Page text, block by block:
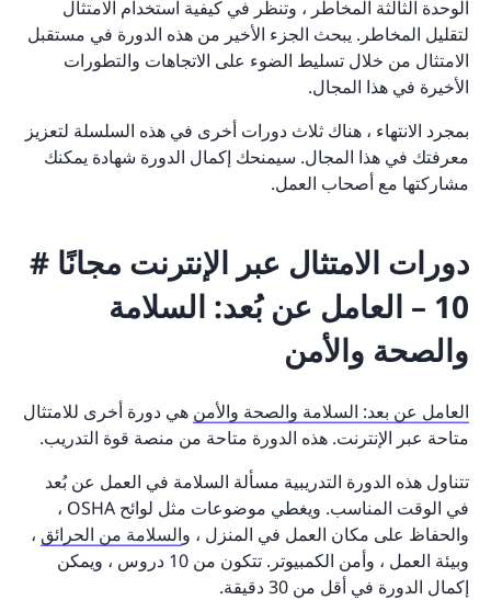
الوحدة الثالثة المخاطر ، وتنظر في كيفية استخدام الامتثال
لتقليل المخاطر. يبحث الجزء الأخير من هذه الدورة في مستقبل
الامتثال من خلال تسليط الضوء على الاتجاهات والتطورات
الأخيرة في هذا المجال.
بمجرد الانتهاء ، هناك ثلاث دورات أخرى في هذه السلسلة لتعزيز
معرفتك في هذا المجال. سيمنحك إكمال الدورة شهادة يمكنك
مشاركتها مع أصحاب العمل.
دورات الامتثال عبر الإنترنت مجانًا #
10 – العامل عن بُعد: السلامة
والصحة والأمن
العامل عن بعد: السلامة والصحة والأمن هي دورة أخرى للامتثال
متاحة عبر الإنترنت. هذه الدورة متاحة من منصة قوة التدريب.
تتناول هذه الدورة التدريبية مسألة السلامة في العمل عن بُعد
في الوقت المناسب. ويغطي موضوعات مثل لوائح OSHA ،
والحفاظ على مكان العمل في المنزل ، والسلامة من الحرائق ،
وبيئة العمل ، وأمن الكمبيوتر. تتكون من 10 دروس ، ويمكن
إكمال الدورة في أقل من 30 دقيقة.